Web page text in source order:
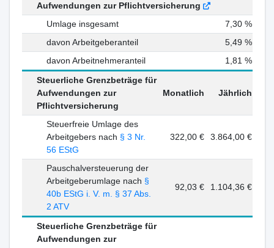
Aufwendungen zur Pflichtversicherung
Umlage insgesamt
7,30 %
davon Arbeitgeberanteil
5,49 %
davon Arbeitnehmeranteil
1,81 %
Steuerliche Grenzbeträge für
Aufwendungen zur
Pflichtversicherung
Monatlich Jährlich
Steuerfreie Umlage des
Arbeitgebers nach § 3 Nr.
56 EStG
322,00 € 3.864,00 €
Pauschalversteuerung der
Arbeitgeberumlage nach §
40b EStG i. V. m. § 37 Abs.
2 ATV
92,03 € 1.104,36 €
Steuerliche Grenzbeträge für
Aufwendungen zur